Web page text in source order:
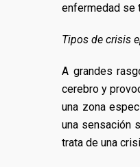
enfermedad se
Tipos de crisis
A grandes
cerebro y
una zona
una sensación
trata de una